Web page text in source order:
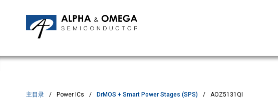
MOSFETs
Motor Control MCU's
质量与可靠性
客户满意度调查
主目录 Power ICs DrMOS + Smart Power Stages (SPS) AOZ5131QI